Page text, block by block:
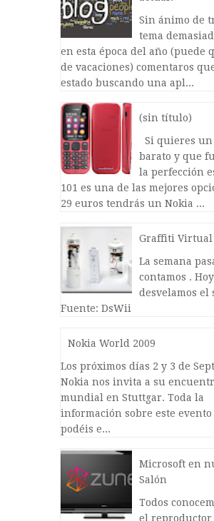
Sin ánimo de
tema
en esta época del año (puede
de vacaciones) comentaros
estado buscando una apl...
(sin título)
Si quieres un
barato y que
la perfección
101 es una de las mejores
29 euros tendrás un Nokia ...
Graffiti Virtual
La semana
contamos .
desvelamos el
Fuente: DsWii
Nokia World 2009
Los próximos días 2 y 3 de
Nokia nos invita a su
mundial en Stuttgar. Toda la
información sobre este evento
podéis e...
Microsoft en
Salón
Todos
el reproductor